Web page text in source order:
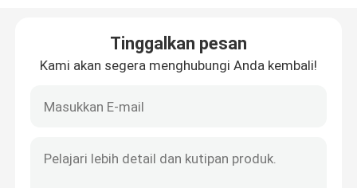
Bangunan Kantor Kerangka Baja
Tinggalkan pesan
Kami akan segera menghubungi Anda kembali!